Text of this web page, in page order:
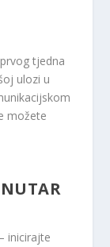
tjedna
ulozi u
možete
inicirajte